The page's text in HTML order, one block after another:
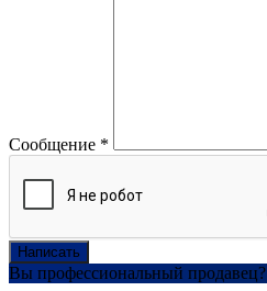
Сообщение *
Написать
Вы профессиональный продавец?